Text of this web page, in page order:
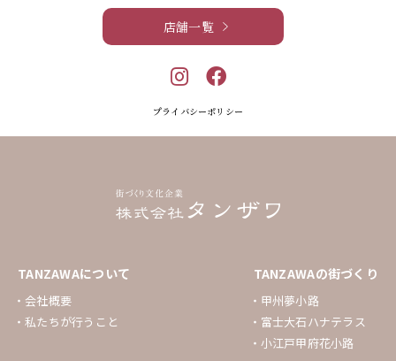
店舗一覧
プライバシーポリシー
TANZAWAについて
会社概要
私たちが行うこと
TANZAWAの街づくり
甲州夢小路
富士大石ハナテラス
小江戸甲府花小路